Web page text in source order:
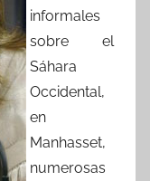
informales
sobre el
Sáhara
Occidental,
en
Manhasset,
numerosas